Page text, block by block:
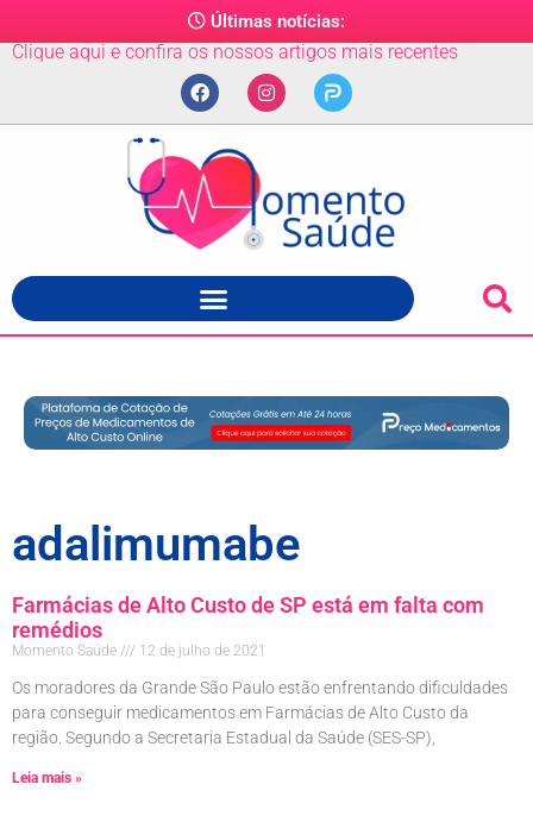
Últimas notícias:
Clique aqui e confira os nossos artigos mais recentes
adalimumabe
Farmácias de Alto Custo de SP está em falta com
remédios
Momento Saúde 12 de julho de 2021
Os moradores da Grande São Paulo estão enfrentando dificuldades
para conseguir medicamentos em Farmácias de Alto Custo da
região. Segundo a Secretaria Estadual da Saúde (SES-SP),
Leia mais »